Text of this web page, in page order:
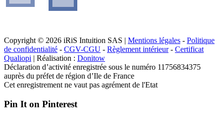
Copyright © 2026 iRiS Intuition SAS | Mentions légales - Politique
de confidentialité - CGV-CGU - Règlement intérieur- Certificat
Qualiopi | Réalisation : Donitow
Déclaration d’activité enregistrée sous le numéro 11756834375
auprès du préfet de région d’Ile de France
Cet enregistrement ne vaut pas agrément de l'Etat
Pin It on Pinterest